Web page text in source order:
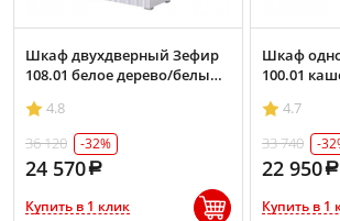
Шкаф двухдверный Зефир
108.01 белое дерево/белый
4.8
36 120
-32%
24 570
Купить в 1 клик
Шкаф
100.01
4.7
33 740
-
22 950
Купить в 1